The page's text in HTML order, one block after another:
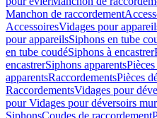
Manchon de raccordement
AccessoiresVidages pour
pour appareilsSiphons en tube
en tube coudéSiphons à encastrer
encastrerSiphons apparents
apparentsRaccordementsPièces
RaccordementsVidages pour
pour Vidages pour déversoirs
SiphonsCoudes de raccordement